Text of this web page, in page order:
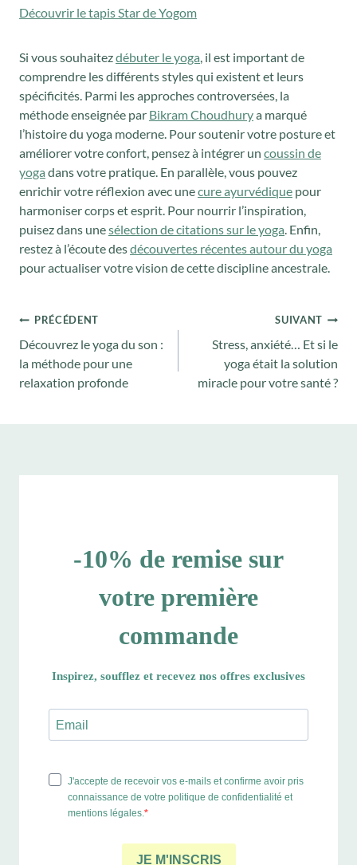
Découvrir le tapis Star de Yogom
Si vous souhaitezdébuter le yoga, il est important de
comprendre les différents styles qui existent et leurs
spécificités. Parmi les approches controversées, la
méthode enseignée par Bikram Choudhurya marqué
l’histoire du yoga moderne. Pour soutenir votre posture et
améliorer votre confort, pensez à intégrer un coussin de
yoga dans votre pratique. En parallèle, vous pouvez
enrichir votre réflexion avec unecure ayurvédique pour
harmoniser corps et esprit. Pour nourrir l’inspiration,
puisez dans unesélection de citations sur le yoga. Enfin,
restez à l’écoute desdécouvertes récentes autour du yoga
pour actualiser votre vision de cette discipline ancestrale.
Navigation
de
l’article
PRÉCÉDENT
Découvrez le yoga du son :
la méthode pour une
relaxation profonde
SUIVANT
Stress, anxiété… Et si le
yoga était la solution
miracle pour votre santé ?